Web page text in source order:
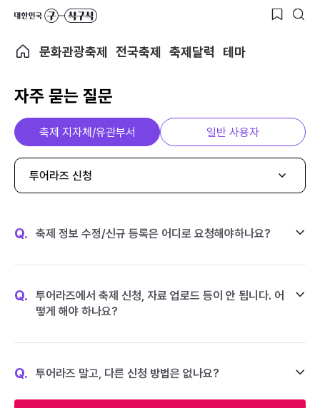
문화관광축제 전국축제 축제달력 테마
자주 묻는 질문
축제 지자체/유관부서 일반 사용자
투어라즈 신청
Q. 축제 정보 수정/신규 등록은 어디로 요청해야하나요?
Q.
투어라즈에서 축제 신청, 자료 업로드 등이 안 됩니다. 어
떻게 해야 하나요?
Q. 투어라즈 말고, 다른 신청 방법은 없나요?